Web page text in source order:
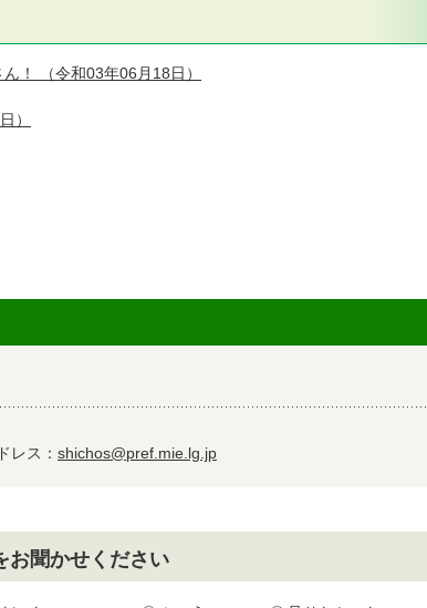
！ （令和03年06月18日）
）
レス： shichos@pref.mie.lg.jp
お聞かせください